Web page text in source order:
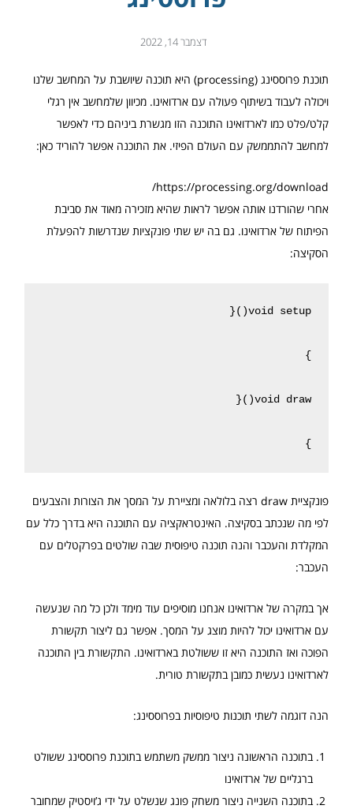
דצמבר 14, 2022
תוכנת פרוססינג (processing) היא תוכנה שיושבת על המחשב שלנו
ויכולה לעבוד בשיתוף פעולה עם ארדואינו. מכיוון שלמחשב אין רגלי
קלט/פלט כמו לארדואינו התוכנה הזו מגשרת ביניהם כדי לאפשר
למחשב להתממשק עם העולם הפיזי. את התוכנה אפשר להוריד כאן:
https://processing.org/download/
אחרי שהורדנו אותה אפשר לראות שהיא מזכירה מאוד את סביבת
הפיתוח של ארדואינו. גם בה יש שתי פונקציות שנדרשות להפעלת
הסקיצה:
}
פונקציית draw רצה בלולאה ומציירת על המסך את הצורות והצבעים
לפי מה שנכתב בסקיצה. האינטראקציה עם התוכנה היא בדרך כלל עם
המקלדת והעכבר והנה תוכנה טיפוסית שבה שולטים בפרקטלים עם
העכבר:
אך במקרה של ארדואינו אנחנו מוסיפים עוד מימד ולכן כל מה שנעשה
עם ארדואינו יכול להיות מוצג על המסך. אפשר גם ליצור תקשורת
הפוכה ואז התוכנה היא זו ששולטת בארדואינו. התקשורת בין התוכנה
לארדואינו נעשית כמובן בתקשורת טורית.
הנה דוגמה לשתי תוכנות טיפוסיות בפרוססינג:
בתוכנה הראשונה ניצור ממשק משתמש בתוכנת פרוססינג ששולט
ברגליים של ארדואינו
בתוכנה השנייה ניצור משחק פונג שנשלט על ידי ג’ויסטיק שמחובר